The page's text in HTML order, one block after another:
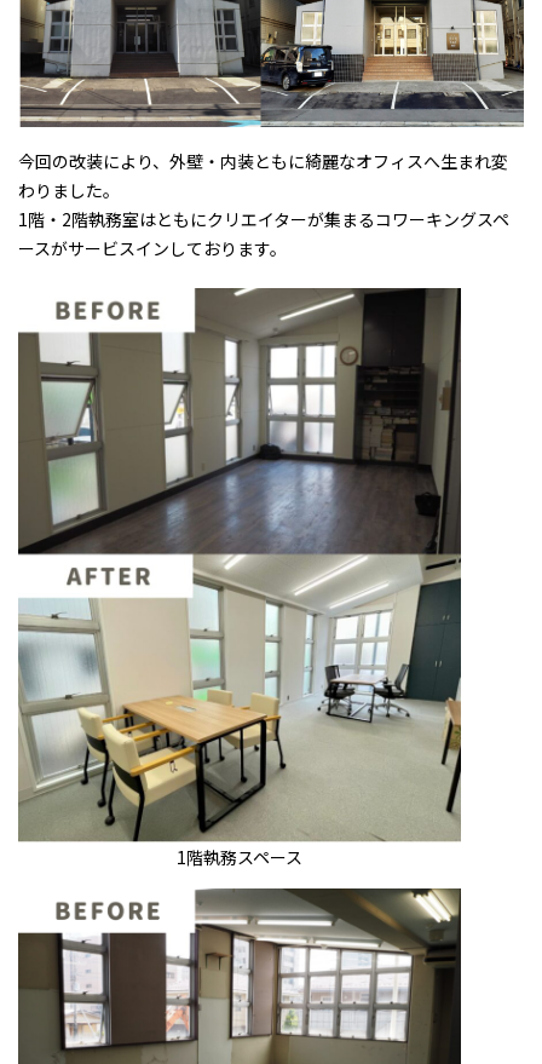
今回の改装により、外壁・内装ともに綺麗なオフィスへ生まれ変
わりました。
1階・2階執務室はともにクリエイターが集まるコワーキングスペ
ースがサービスインしております。
1階執務スペース